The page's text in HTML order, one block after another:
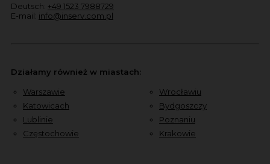
Deutsch: +49 1523 7988729
E-mail: info@inserv.com.pl
Działamy również w miastach:
Warszawie
Katowicach
Lublinie
Częstochowie
Wrocławiu
Bydgoszczy
Poznaniu
Krakowie